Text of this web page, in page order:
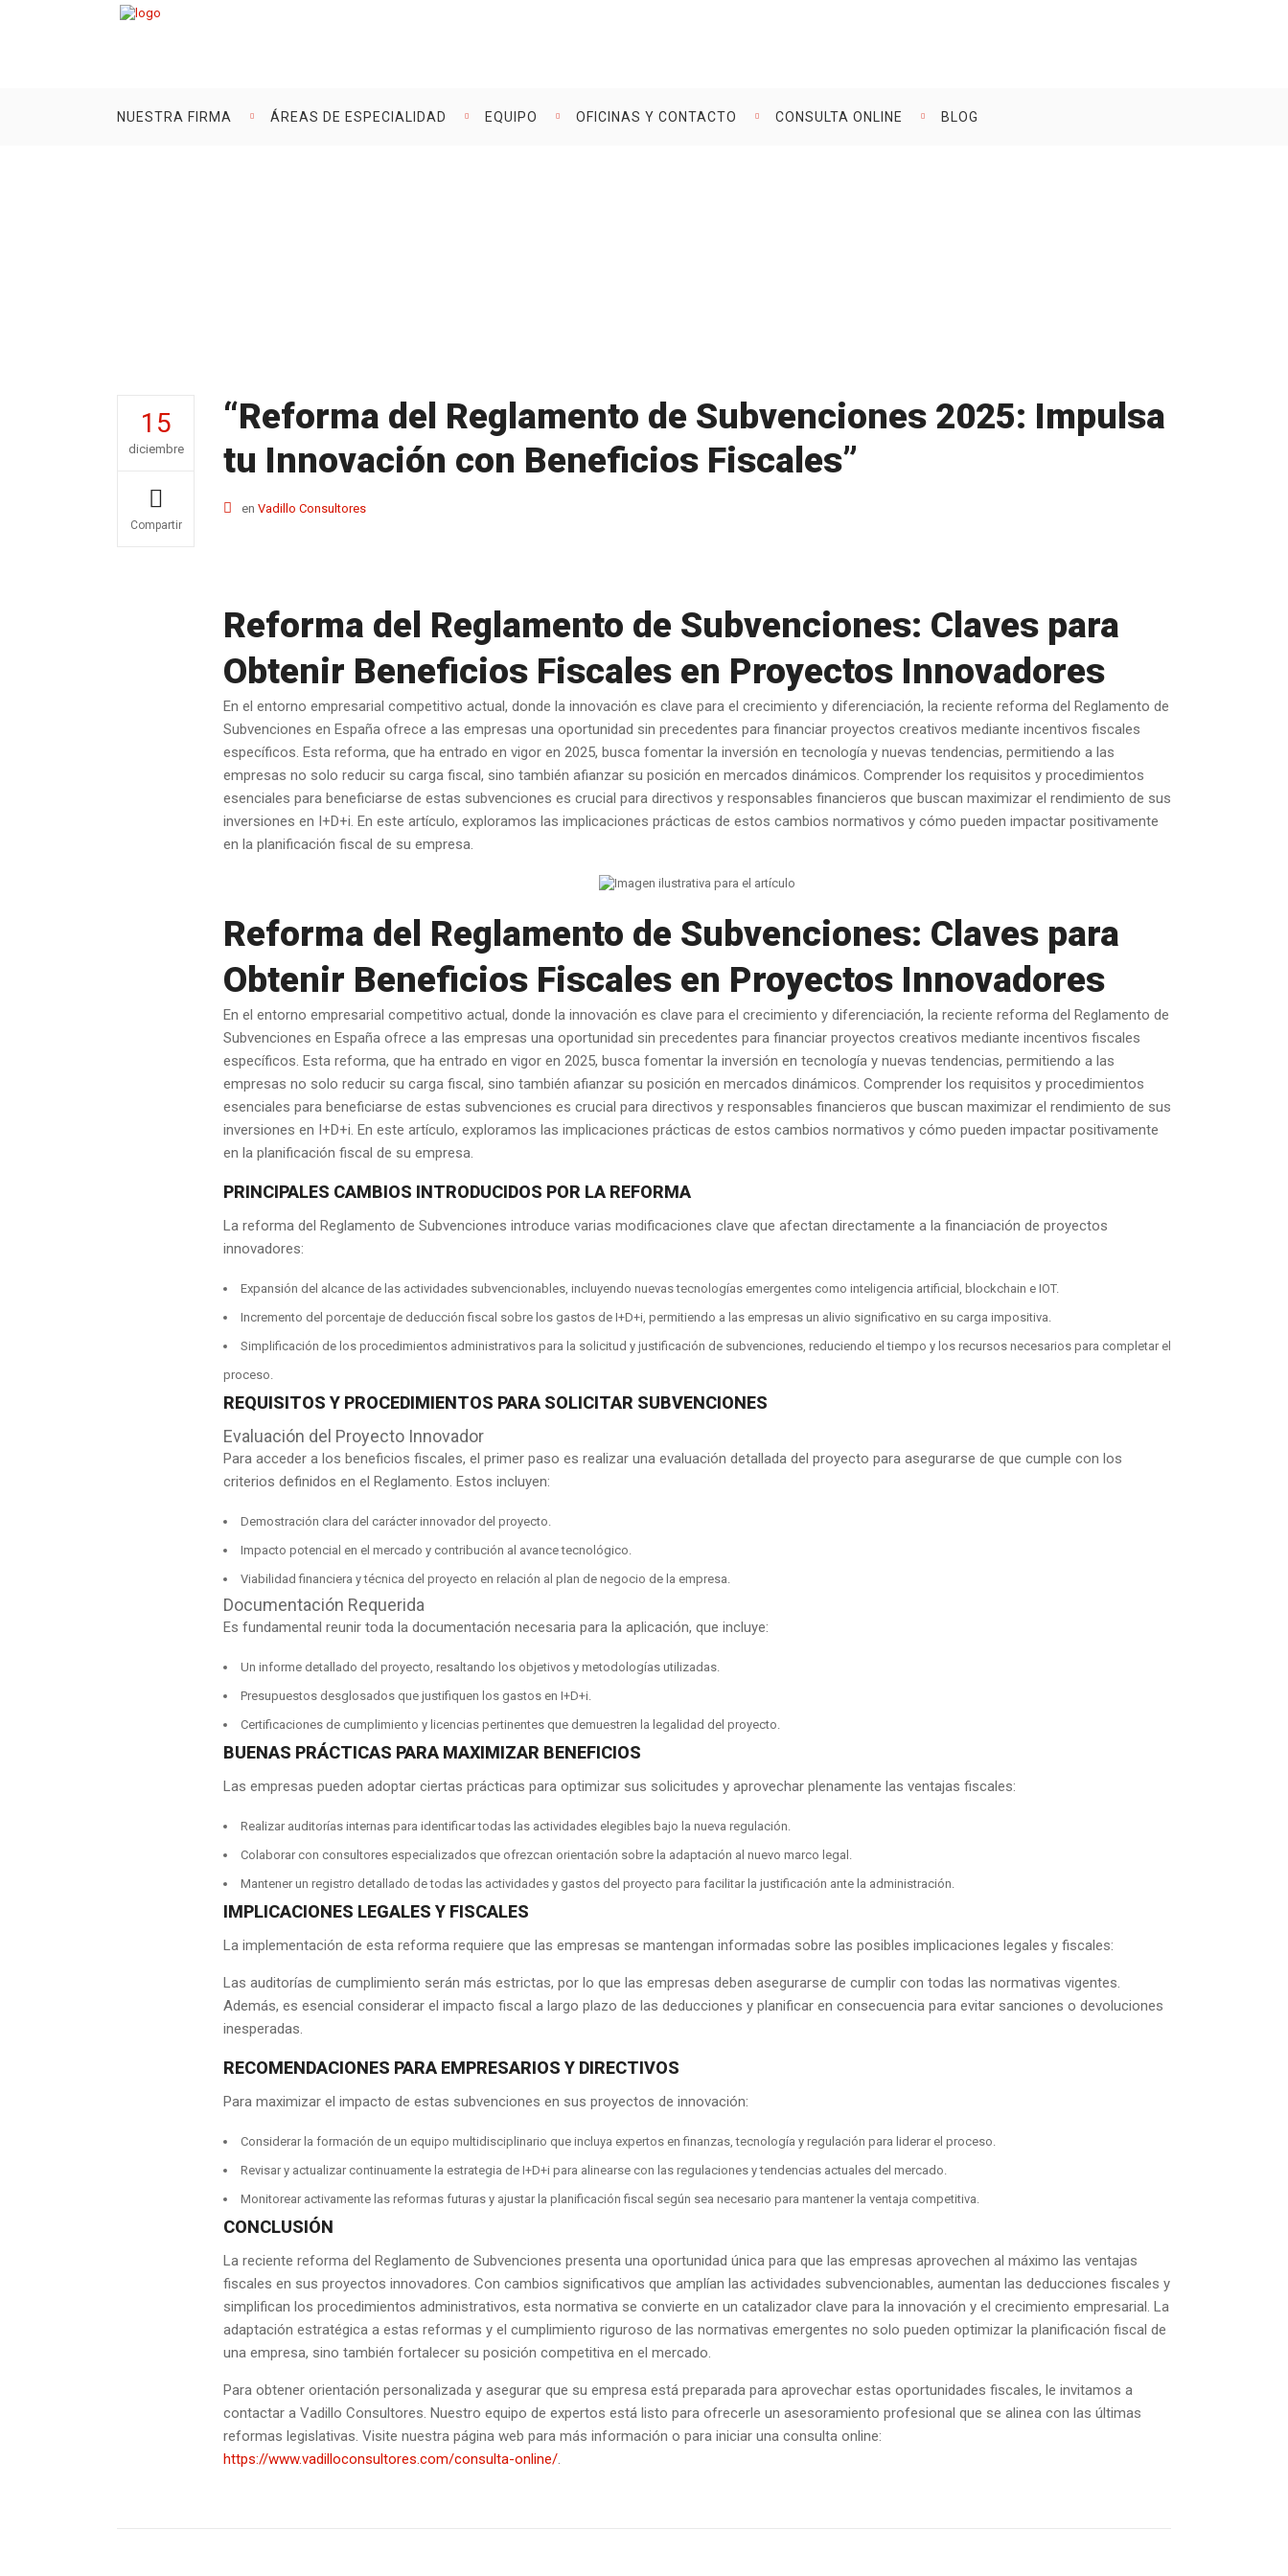
NUESTRA FIRMA ÁREAS DE ESPECIALIDAD EQUIPO OFICINAS Y CONTACTO CONSULTA ONLINE BLOG
15
diciembre
Compartir
“Reforma del Reglamento de Subvenciones 2025: Impulsa
tu Innovación con Beneficios Fiscales”
en Vadillo Consultores
Reforma del Reglamento de Subvenciones: Claves para
Obtenir Beneficios Fiscales en Proyectos Innovadores
En el entorno empresarial competitivo actual, donde la innovación es clave para el crecimiento y diferenciación, la reciente reforma del Reglamento de
Subvenciones en España ofrece a las empresas una oportunidad sin precedentes para financiar proyectos creativos mediante incentivos fiscales
específicos. Esta reforma, que ha entrado en vigor en 2025, busca fomentar la inversión en tecnología y nuevas tendencias, permitiendo a las
empresas no solo reducir su carga fiscal, sino también afianzar su posición en mercados dinámicos. Comprender los requisitos y procedimientos
esenciales para beneficiarse de estas subvenciones es crucial para directivos y responsables financieros que buscan maximizar el rendimiento de sus
inversiones en I+D+i. En este artículo, exploramos las implicaciones prácticas de estos cambios normativos y cómo pueden impactar positivamente
en la planificación fiscal de su empresa.
Reforma del Reglamento de Subvenciones: Claves para
Obtenir Beneficios Fiscales en Proyectos Innovadores
En el entorno empresarial competitivo actual, donde la innovación es clave para el crecimiento y diferenciación, la reciente reforma del Reglamento de
Subvenciones en España ofrece a las empresas una oportunidad sin precedentes para financiar proyectos creativos mediante incentivos fiscales
específicos. Esta reforma, que ha entrado en vigor en 2025, busca fomentar la inversión en tecnología y nuevas tendencias, permitiendo a las
empresas no solo reducir su carga fiscal, sino también afianzar su posición en mercados dinámicos. Comprender los requisitos y procedimientos
esenciales para beneficiarse de estas subvenciones es crucial para directivos y responsables financieros que buscan maximizar el rendimiento de sus
inversiones en I+D+i. En este artículo, exploramos las implicaciones prácticas de estos cambios normativos y cómo pueden impactar positivamente
en la planificación fiscal de su empresa.
PRINCIPALES CAMBIOS INTRODUCIDOS POR LA REFORMA
La reforma del Reglamento de Subvenciones introduce varias modificaciones clave que afectan directamente a la financiación de proyectos
innovadores:
Expansión del alcance de las actividades subvencionables, incluyendo nuevas tecnologías emergentes como inteligencia artificial, blockchain e IOT.
Incremento del porcentaje de deducción fiscal sobre los gastos de I+D+i, permitiendo a las empresas un alivio significativo en su carga impositiva.
Simplificación de los procedimientos administrativos para la solicitud y justificación de subvenciones, reduciendo el tiempo y los recursos necesarios para completar el
proceso.
REQUISITOS Y PROCEDIMIENTOS PARA SOLICITAR SUBVENCIONES
Evaluación del Proyecto Innovador
Para acceder a los beneficios fiscales, el primer paso es realizar una evaluación detallada del proyecto para asegurarse de que cumple con los
criterios definidos en el Reglamento. Estos incluyen:
Demostración clara del carácter innovador del proyecto.
Impacto potencial en el mercado y contribución al avance tecnológico.
Viabilidad financiera y técnica del proyecto en relación al plan de negocio de la empresa.
Documentación Requerida
Es fundamental reunir toda la documentación necesaria para la aplicación, que incluye:
Un informe detallado del proyecto, resaltando los objetivos y metodologías utilizadas.
Presupuestos desglosados que justifiquen los gastos en I+D+i.
Certificaciones de cumplimiento y licencias pertinentes que demuestren la legalidad del proyecto.
BUENAS PRÁCTICAS PARA MAXIMIZAR BENEFICIOS
Las empresas pueden adoptar ciertas prácticas para optimizar sus solicitudes y aprovechar plenamente las ventajas fiscales:
Realizar auditorías internas para identificar todas las actividades elegibles bajo la nueva regulación.
Colaborar con consultores especializados que ofrezcan orientación sobre la adaptación al nuevo marco legal.
Mantener un registro detallado de todas las actividades y gastos del proyecto para facilitar la justificación ante la administración.
IMPLICACIONES LEGALES Y FISCALES
La implementación de esta reforma requiere que las empresas se mantengan informadas sobre las posibles implicaciones legales y fiscales:
Las auditorías de cumplimiento serán más estrictas, por lo que las empresas deben asegurarse de cumplir con todas las normativas vigentes.
Además, es esencial considerar el impacto fiscal a largo plazo de las deducciones y planificar en consecuencia para evitar sanciones o devoluciones
inesperadas.
RECOMENDACIONES PARA EMPRESARIOS Y DIRECTIVOS
Para maximizar el impacto de estas subvenciones en sus proyectos de innovación:
Considerar la formación de un equipo multidisciplinario que incluya expertos en finanzas, tecnología y regulación para liderar el proceso.
Revisar y actualizar continuamente la estrategia de I+D+i para alinearse con las regulaciones y tendencias actuales del mercado.
Monitorear activamente las reformas futuras y ajustar la planificación fiscal según sea necesario para mantener la ventaja competitiva.
CONCLUSIÓN
La reciente reforma del Reglamento de Subvenciones presenta una oportunidad única para que las empresas aprovechen al máximo las ventajas
fiscales en sus proyectos innovadores. Con cambios significativos que amplían las actividades subvencionables, aumentan las deducciones fiscales y
simplifican los procedimientos administrativos, esta normativa se convierte en un catalizador clave para la innovación y el crecimiento empresarial. La
adaptación estratégica a estas reformas y el cumplimiento riguroso de las normativas emergentes no solo pueden optimizar la planificación fiscal de
una empresa, sino también fortalecer su posición competitiva en el mercado.
Para obtener orientación personalizada y asegurar que su empresa está preparada para aprovechar estas oportunidades fiscales, le invitamos a
contactar a Vadillo Consultores. Nuestro equipo de expertos está listo para ofrecerle un asesoramiento profesional que se alinea con las últimas
reformas legislativas. Visite nuestra página web para más información o para iniciar una consulta online:
https://www.vadilloconsultores.com/consulta-online/.
VADILLO CONSULTORÍA LEGAL, tu
hace más de 70 años, gracias a la
búsqueda de la excelencia que nos
mejores. Nuestra ambición
profesional nos ha convertido en un
independientes con gran relevancia
en todas las áreas jurídicas y en
estratégicos sectores de la actividad
+34 918 881 263
SERVICIOS
ASESORÍA INTEGRAL PARA
EMPRESAS
DERECHO FINANCIERO Y TRIBUTARIO
DERECHO CONCURSAL
DERECHO CIVIL, DE FAMILIA Y
DERECHO PENAL
DUE DILIGENCE
EMPRESA FAMILIAR
TRÁMITES Y GESTIONES
CONTACTO RÁPIDO
He leído y acepto la Política de
Privacidad de Vadillo Consultoría Legal
y Empresarial, autorizando el
tratamiento de mis datos personales
VADILLO CONSULTORES